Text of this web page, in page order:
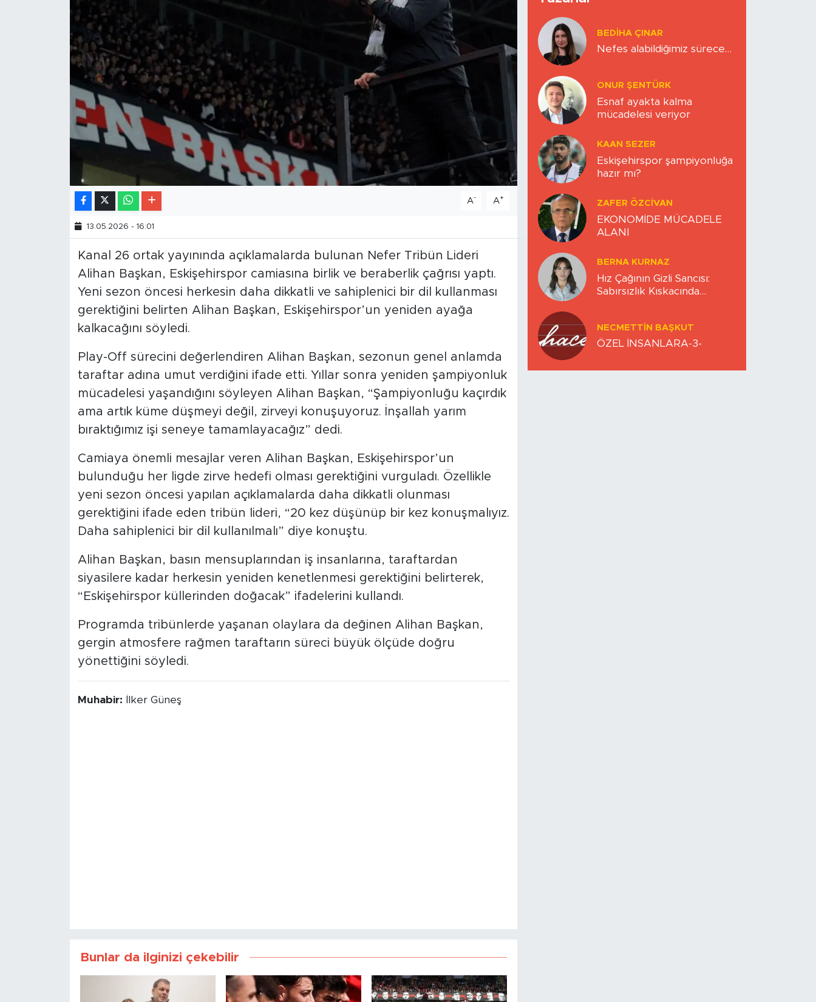
A- A+
13.05.2026 - 16:01
Kanal 26 ortak yayınında açıklamalarda bulunan Nefer Tribün Lideri
Alihan Başkan, Eskişehirspor camiasına birlik ve beraberlik çağrısı yaptı.
Yeni sezon öncesi herkesin daha dikkatli ve sahiplenici bir dil kullanması
gerektiğini belirten Alihan Başkan, Eskişehirspor’un yeniden ayağa
kalkacağını söyledi.
Play-Off sürecini değerlendiren Alihan Başkan, sezonun genel anlamda
taraftar adına umut verdiğini ifade etti. Yıllar sonra yeniden şampiyonluk
mücadelesi yaşandığını söyleyen Alihan Başkan, “Şampiyonluğu kaçırdık
ama artık küme düşmeyi değil, zirveyi konuşuyoruz. İnşallah yarım
bıraktığımız işi seneye tamamlayacağız” dedi.
Camiaya önemli mesajlar veren Alihan Başkan, Eskişehirspor’un
bulunduğu her ligde zirve hedefi olması gerektiğini vurguladı. Özellikle
yeni sezon öncesi yapılan açıklamalarda daha dikkatli olunması
gerektiğini ifade eden tribün lideri, “20 kez düşünüp bir kez konuşmalıyız.
Daha sahiplenici bir dil kullanılmalı” diye konuştu.
Alihan Başkan, basın mensuplarından iş insanlarına, taraftardan
siyasilere kadar herkesin yeniden kenetlenmesi gerektiğini belirterek,
“Eskişehirspor küllerinden doğacak” ifadelerini kullandı.
Programda tribünlerde yaşanan olaylara da değinen Alihan Başkan,
gergin atmosfere rağmen taraftarın süreci büyük ölçüde doğru
yönettiğini söyledi.
Muhabir: İlker Güneş
Bunlar da ilginizi çekebilir
BEDIHA ÇINAR
Nefes alabildiğimiz sürece…
ONUR ŞENTÜRK
Esnaf ayakta kalma
mücadelesi veriyor
KAAN SEZER
Eskişehirspor şampiyonluğa
hazır mı?
ZAFER ÖZCIVAN
EKONOMİDE MÜCADELE
ALANI
BERNA KURNAZ
Hız Çağının Gizli Sancısı:
Sabırsızlık Kıskacında
NECMETTIN BAŞKUT
ÖZEL İNSANLARA-3-